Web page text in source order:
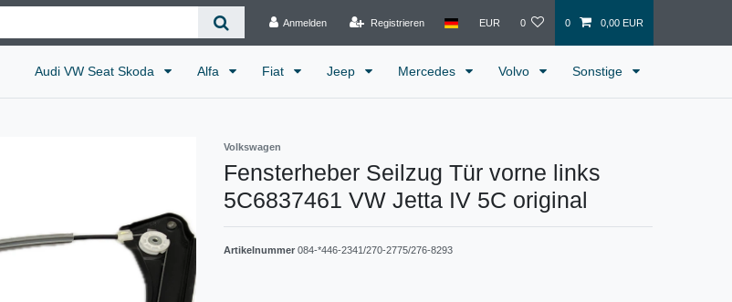
Anmelden Registrieren EUR 0 0 0,00 EUR
Audi VW Seat Skoda Alfa Fiat Jeep Mercedes Volvo Sonstige
Volkswagen
Fensterheber Seilzug Tür vorne links
5C6837461 VW Jetta IV 5C original
Artikelnummer 084-*446-2341/270-2775/276-8293